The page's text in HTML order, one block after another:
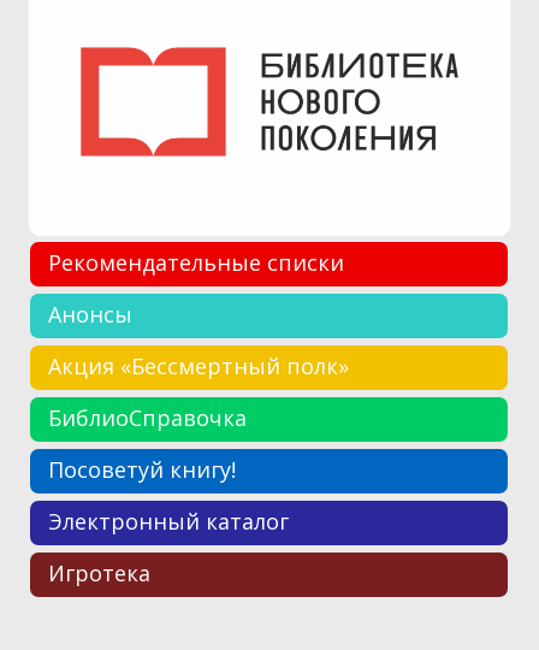
Рекомендательные списки
Анонсы
Акция «Бессмертный полк»
БиблиоСправочка
Посоветуй книгу!
Электронный каталог
Игротека